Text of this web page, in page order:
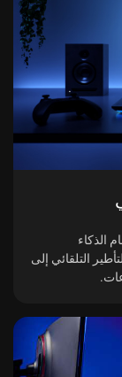
الذكاء
التلقائي إلى